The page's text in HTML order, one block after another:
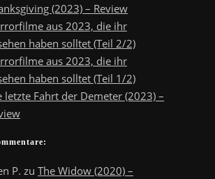
(2023) – Review
aus 2023, die ihr
haben solltet (Teil 2/2)
aus 2023, die ihr
haben solltet (Teil 1/2)
letzte Fahrt der Demeter (2023) –
P. zu The Widow (2020) –